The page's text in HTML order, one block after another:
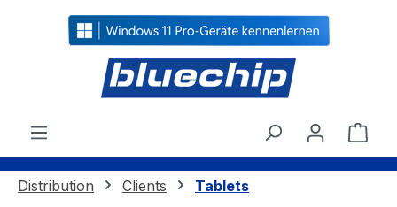
springen
Distribution Clients Tablets